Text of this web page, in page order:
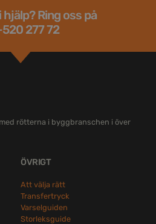
Ring oss på
277 72
rötterna i byggbranschen i över
ÖVRIGT
Att välja rätt
Transfertryck
Varselguiden
Storleksguide